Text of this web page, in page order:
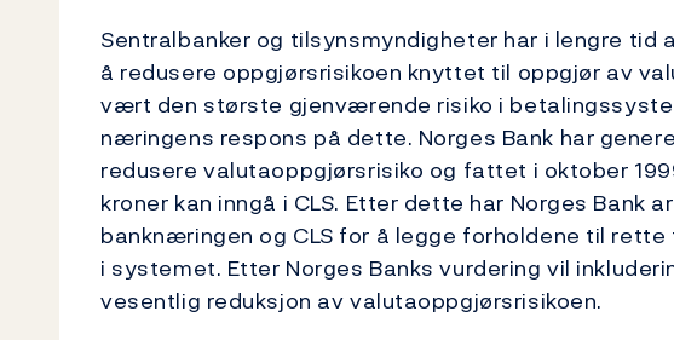
Sentralbanker og tilsynsmyndigheter har i lengre
å redusere oppgjørsrisikoen knyttet til oppgjør av
vært den største gjenværende risiko i
næringens respons på dette. Norges Bank har
redusere valutaoppgjørsrisiko og fattet i oktober
kroner kan inngå i CLS. Etter dette har Norges Bank
banknæringen og CLS for å legge forholdene til rette
i systemet. Etter Norges Banks vurdering vil
vesentlig reduksjon av valutaoppgjørsrisikoen.